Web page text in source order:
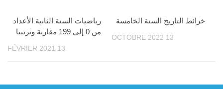
رياضيات السنة الثانية الأعداد
من 0 إلى 199 مقارنة وترتيبا
13 FÉVRIER 2021
خرائط التاريخ السنة الخامسة
13 OCTOBRE 2022